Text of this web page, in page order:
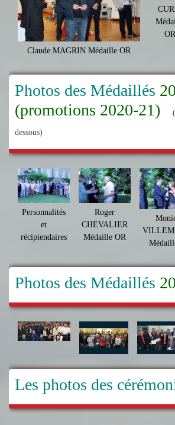
Claude MAGRIN Médaille OR
OR
Photos des Médaillés
(promotions 2020-21)
dessous)
Personnalités
et
récipiendaires
Roger
CHEVALIER
Médaille OR
Photos des Médaillés
Les photos des